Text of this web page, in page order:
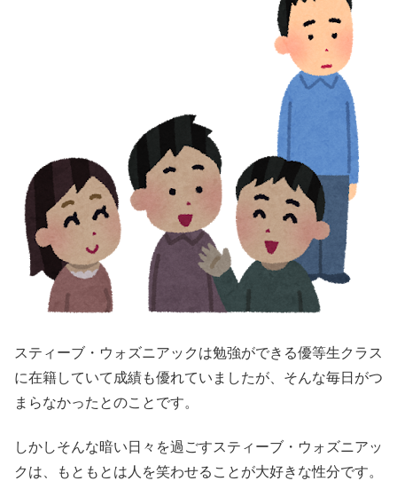
スティーブ・ウォズニアックは勉強ができる優等生クラス
に在籍していて成績も優れていましたが、そんな毎日がつ
まらなかったとのことです。
しかしそんな暗い日々を過ごすスティーブ・ウォズニアッ
クは、もともとは人を笑わせることが大好きな性分です。